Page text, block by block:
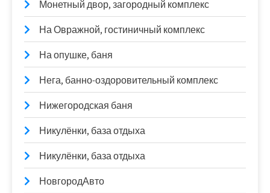
Монетный двор, загородный комплекс
На Овражной, гостиничный комплекс
На опушке, баня
Нега, банно-оздоровительный комплекс
Нижегородская баня
Никулёнки, база отдыха
Никулёнки, база отдыха
НовгородАвто